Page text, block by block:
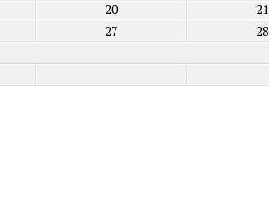
20 21
27 28